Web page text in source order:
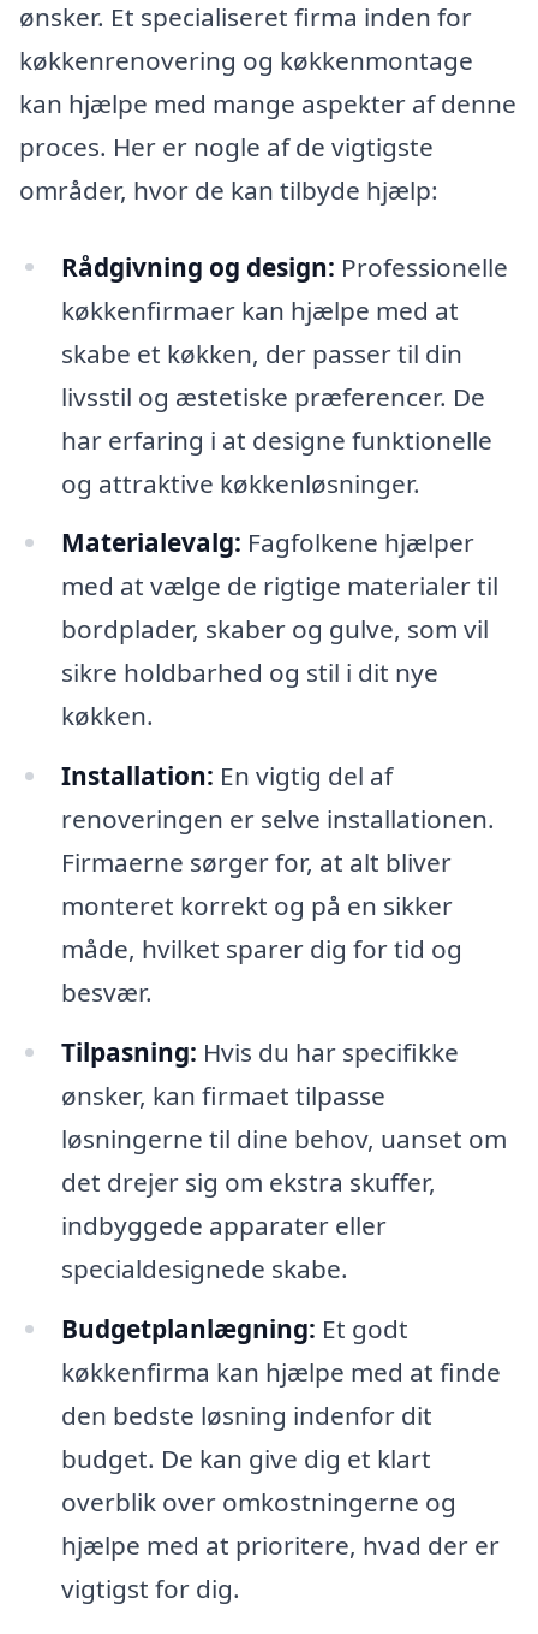
ønsker. Et specialiseret firma inden for
køkkenrenovering og køkkenmontage
kan hjælpe med mange aspekter af denne
proces. Her er nogle af de vigtigste
områder, hvor de kan tilbyde hjælp:
Rådgivning og design: Professionelle
køkkenfirmaer kan hjælpe med at
skabe et køkken, der passer til din
livsstil og æstetiske præferencer. De
har erfaring i at designe funktionelle
og attraktive køkkenløsninger.
Materialevalg: Fagfolkene hjælper
med at vælge de rigtige materialer til
bordplader, skaber og gulve, som vil
sikre holdbarhed og stil i dit nye
køkken.
Installation: En vigtig del af
renoveringen er selve installationen.
Firmaerne sørger for, at alt bliver
monteret korrekt og på en sikker
måde, hvilket sparer dig for tid og
besvær.
Tilpasning: Hvis du har specifikke
ønsker, kan firmaet tilpasse
løsningerne til dine behov, uanset om
det drejer sig om ekstra skuffer,
indbyggede apparater eller
specialdesignede skabe.
Budgetplanlægning: Et godt
køkkenfirma kan hjælpe med at finde
den bedste løsning indenfor dit
budget. De kan give dig et klart
overblik over omkostningerne og
hjælpe med at prioritere, hvad der er
vigtigst for dig.